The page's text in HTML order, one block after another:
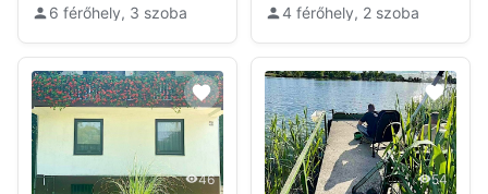
6 férőhely, 3 szoba 4 férőhely, 2 szoba
46 54